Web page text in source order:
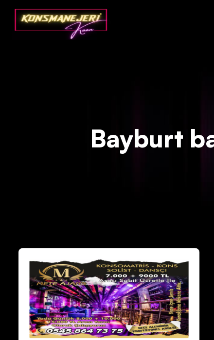
Deprecated: json_decode(): Passing null to parameter #1
Bayburt